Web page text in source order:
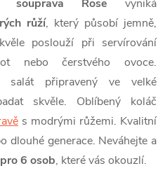
souprava Rose vyniká
růží, který působí jemně,
poslouží při servírování
nebo čerstvého ovoce.
salát připravený ve velké
skvěle. Oblíbený koláč
s modrými růžemi. Kvalitní
dlouhé generace. Neváhejte a
pro 6 osob, které vás okouzlí.